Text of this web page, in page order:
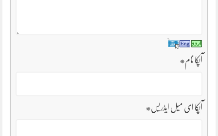
آپکا نام*
آپکا ای میل ایڈریس*